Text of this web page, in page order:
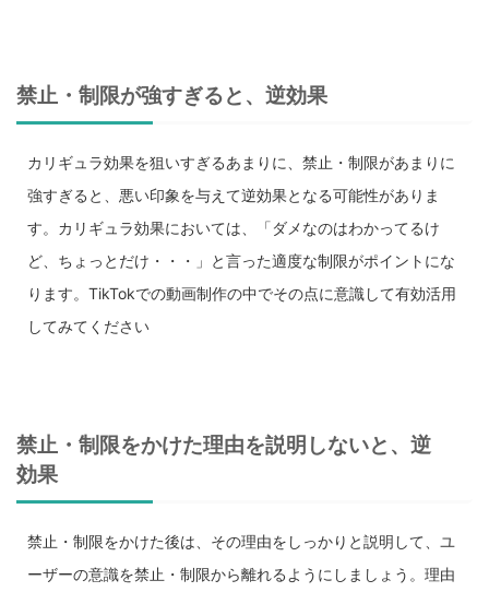
禁止・制限が強すぎると、逆効果
カリギュラ効果を狙いすぎるあまりに、禁止・制限があまりに
強すぎると、悪い印象を与えて逆効果となる可能性がありま
す。カリギュラ効果においては、「ダメなのはわかってるけ
ど、ちょっとだけ・・・」と言った適度な制限がポイントにな
ります。TikTokでの動画制作の中でその点に意識して有効活用
してみてください
禁止・制限をかけた理由を説明しないと、逆
効果
禁止・制限をかけた後は、その理由をしっかりと説明して、ユ
ーザーの意識を禁止・制限から離れるようにしましょう。理由